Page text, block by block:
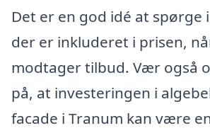
Det er en god idé at spørge
der er inkluderet i prisen,
modtager tilbud. Vær også
på, at investeringen i
facade i Tranum kan være